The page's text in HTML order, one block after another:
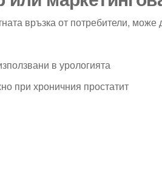
връзка от потребители,
в урологията
при хроничния простатит